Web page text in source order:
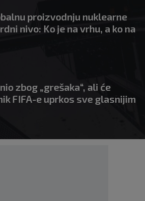
proizvodnju nuklearne
nivo: Ko je na vrhu, a ko na
zbog „grešaka“, ali će
FIFA-e uprkos sve glasnijim